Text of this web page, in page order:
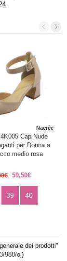
Nacrèe
Cap Nude
per Donna a
medio rosa
59,50€
39 40
dei prodotti"
988/oj)